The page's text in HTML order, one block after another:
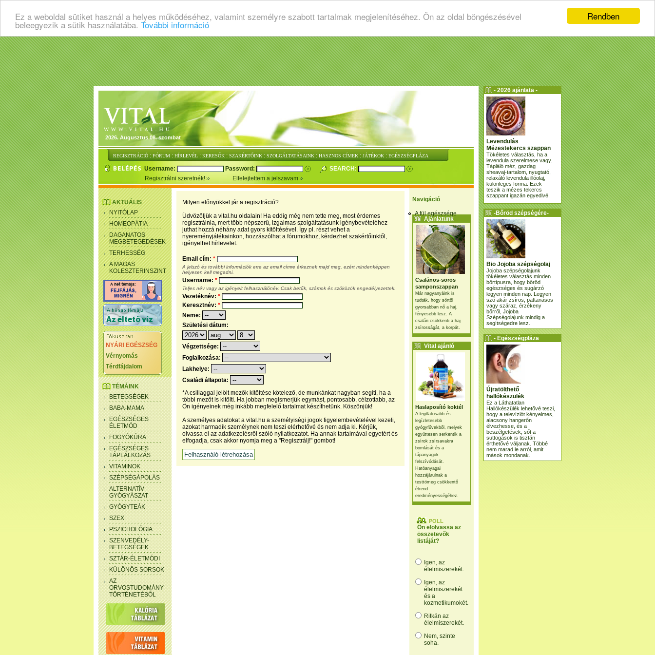
Rendben
Ez a weboldal sütiket használ a helyes működéséhez, valamint személyre szabott tartalmak megjelenítéséhez. Ön az oldal böngészésével
beleegyezik a sütik használatába. További információ
2026. Augusztus 08. szombat
REGISZTRÁCIÓ : FÓRUM : HÍRLEVÉL : KERESŐK : SZAKÉRTŐINK : SZOLGÁLTATÁSAINK : HASZNOS CÍMEK : JÁTÉKOK : EGÉSZSÉGPLÁZA
Username: Password:
SEARCH:
Regisztrálni szeretnék!
Elfelejtettem a jelszavam
Navigáció
A fül egészsége
Ajánlatunk
Csalános-sörös
samponszappan
Már nagyanyáink is
tudták, hogy sörtől
gyorsabban nő a haj,
fényesebb lesz. A
csalán csökkenti a haj
zsírosságát, a korpát.
Vital ajánló
Haslaposító koktél
A legillatosabb és
legízletesebb
gyógyfűvekből, melyek
együttesen serkentik a
zsírok zsírsavakra
bomlását és a
tápanyagok
felszívódását.
Hatóanyagai
hozzájárulnak a
testtömeg csökkentő
étrend
eredményességéhez.
POLL
Ön elolvassa az
összetevők
listáját?
Igen, az
élelmiszerekét.
Igen, az
élelmiszerekét
és a
kozmetikumokét.
Ritkán az
élelmiszerekét.
Nem, szinte
soha.
AKTUÁLIS
NYITÓLAP
HOMEOPÁTIA
DAGANATOS
MEGBETEGEDÉSEK
TERHESSÉG
A MAGAS
KOLESZTERINSZINT
NYÁRI EGÉSZSÉG
Vérnyomás
Térdfájdalom
TÉMÁINK
BETEGSÉGEK
BABA-MAMA
EGÉSZSÉGES
ÉLETMÓD
FOGYÓKÚRA
EGÉSZSÉGES
TÁPLÁLKOZÁS
VITAMINOK
SZÉPSÉGÁPOLÁS
ALTERNATÍV
GYÓGYÁSZAT
GYÓGYTEÁK
SZEX
PSZICHOLÓGIA
SZENVEDÉLY-
BETEGSÉGEK
SZTÁR-ÉLETMÓDI
KÜLÖNÖS SORSOK
AZ
ORVOSTUDOMÁNY
TÖRTÉNETÉBŐL
Milyen előnyökkel jár a regisztráció?
Üdvözöljük a vital.hu oldalain! Ha eddig még nem tette meg, most érdemes
regisztrálnia, mert több népszerű, izgalmas szolgáltatásunk igénybevételéhez
juthat hozzá néhány adat gyors kitöltésével. Így pl. részt vehet a
nyereményjátékainkon, hozzászólhat a fórumokhoz, kérdezhet szakértőinktől,
igényelhet hírlevelet.
Email cím: *
A jelszó és további információk erre az email címre érkeznek majd meg, ezért mindenképpen
helyesen kell megadni.
Username: *
Teljes név vagy az igényelt felhasználónév. Csak betűk, számok és szóközök engedélyezettek.
Vezetéknév: *
Keresztnév: *
Neme:
Születési dátum:
Végzettsége:
Foglalkozása:
Lakhelye:
Családi állapota:
*A csillaggal jelölt mezők kitöltése kötelező, de munkánkat nagyban segíti, ha a
többi mezőt is kitölti. Ha jobban megismerjük egymást, pontosabb, célzottabb, az
Ön igényeinek még inkább megfelelő tartalmat készíthetünk. Köszönjük!
A személyes adatokat a vital.hu a személyiségi jogok figyelembevételével kezeli,
azokat harmadik személynek nem teszi elérhetővé és nem adja ki. Kérjük,
olvassa el az adatkezelésről szóló nyilatkozatot. Ha annak tartalmával egyetért és
elfogadja, csak akkor nyomja meg a "Regisztrálj!" gombot!
- 2026 ajánlata -
Levendulás
Mézestekercs szappan
Tökéletes választás, ha a
levendula szerelmese vagy.
Tápláló méz, gazdag
sheavaj-tartalom, nyugtató,
relaxáló levendula illóolaj,
különleges forma. Ezek
teszik a mézes tekercs
szappant igazán egyedivé.
-Bőröd szépségére-
Bio Jojoba szépségolaj
Jojoba szépségolajunk
tökéletes választás minden
bőrtípusra, hogy bőröd
egészséges és sugárzó
legyen minden nap. Legyen
szó akár zsíros, pattanásos
vagy száraz, érzékeny
bőrről, Jojoba
Szépségolajunk mindig a
segítségedre lesz.
- Egészségpláza
ajánlatunk -
Újratölthető
hallókészülék
Ez a Láthatatlan
Hallókészülék lehetővé teszi,
hogy a televíziót kényelmes,
alacsony hangerőn
élvezhesse, és a
beszélgetések, sőt a
suttogások is tisztán
érthetővé váljanak. Többé
nem marad le arról, amit
mások mondanak.